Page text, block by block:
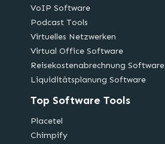
VoIP Software
Podcast Tools
Virtuelles Netzwerken
Virtual Office Software
Reisekostenabrechnung Software
Liquiditätsplanung Software
Top Software Tools
Placetel
Chimpify